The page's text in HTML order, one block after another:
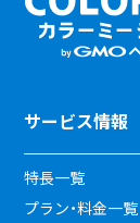
サービス情報
特長一覧
プラン・料金一覧